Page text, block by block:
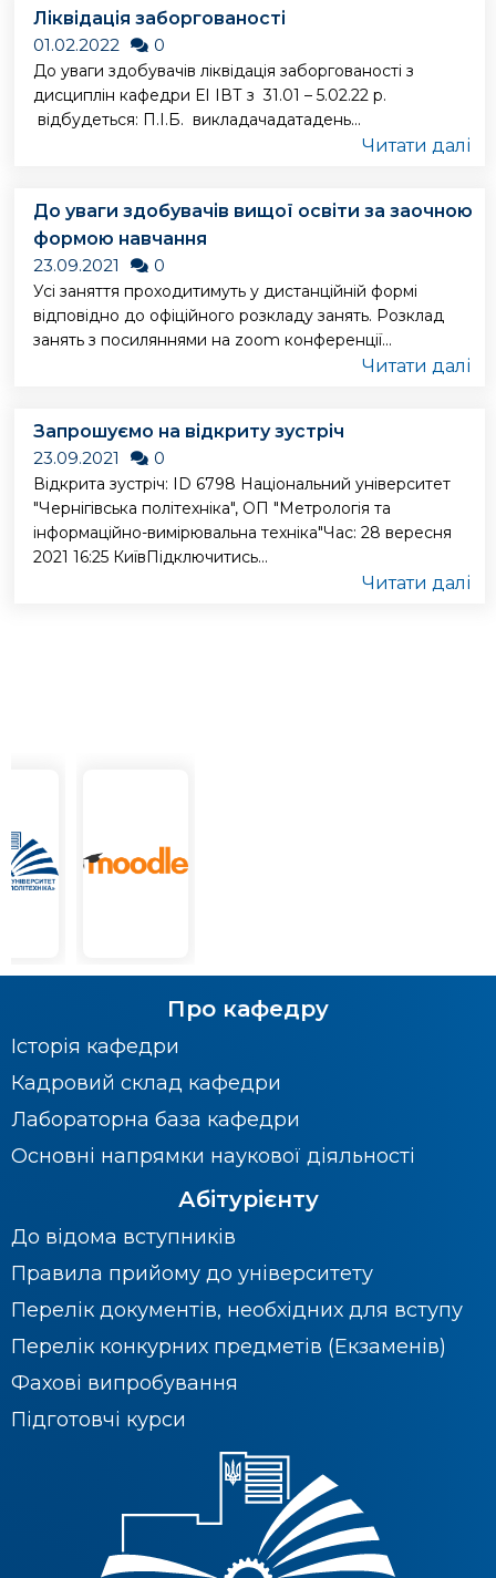
Ліквідація заборгованості
01.02.2022
0
До уваги здобувачів ліквідація заборгованості з
дисциплін кафедри ЕІ ІВТ з 31.01 – 5.02.22 р.
відбудеться: П.І.Б. викладачадатадень...
Читати далі
До уваги здобувачів вищої освіти за заочною
формою навчання
23.09.2021
0
Усі заняття проходитимуть у дистанційній формі
відповідно до офіційного розкладу занять. Розклад
занять з посиляннями на zoom конференції...
Читати далі
Запрошуємо на відкриту зустріч
23.09.2021
0
Відкрита зустріч: ID 6798 Національний університет
"Чернігівська політехніка", ОП "Метрологія та
інформаційно-вимірювальна техніка"Час: 28 вересня
2021 16:25 КиївПідключитись...
Читати далі
Про кафедру
Історія кафедри
Кадровий склад кафедри
Лабораторна база кафедри
Основні напрямки наукової діяльності
Абітурієнту
До відома вступників
Правила прийому до університету
Перелік документів, необхідних для вступу
Перелік конкурних предметів (Екзаменів)
Фахові випробування
Підготовчі курси